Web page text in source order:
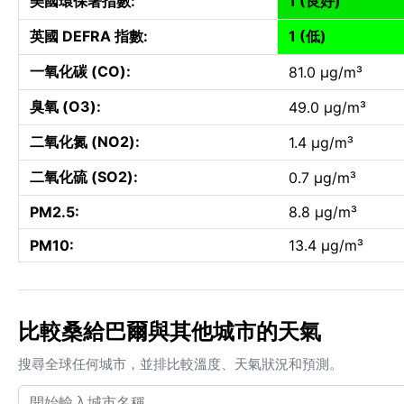
英國 DEFRA 指數:
1 (低)
一氧化碳 (CO):
81.0 µg/m³
臭氧 (O3):
49.0 µg/m³
二氧化氮 (NO2):
1.4 µg/m³
二氧化硫 (SO2):
0.7 µg/m³
PM2.5:
8.8 µg/m³
PM10:
13.4 µg/m³
比較桑給巴爾與其他城市的天氣
搜尋全球任何城市，並排比較溫度、天氣狀況和預測。